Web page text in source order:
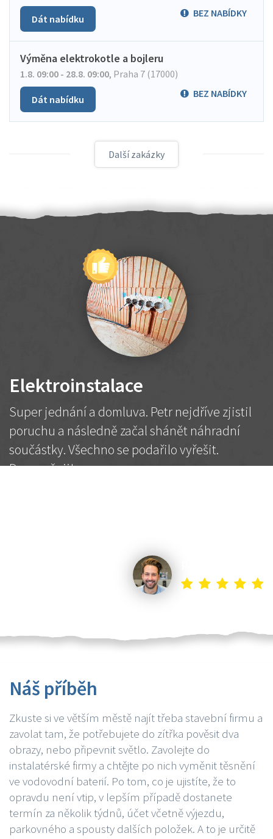
BEZ NABÍDKY
Dát nabídku
Výměna elektrokotle a bojleru
1.8. 09:00 - 28.8. 09:00, Praha 7 (17000)
BEZ NABÍDKY
Dát nabídku
Další zakázky
Elektroinstalace
Super jednání a domluva. Petr nejdříve zjistil
poruchu a následně začal shánět náhradní
součástky. Všechno se podařilo vyřešit.
Doporučuji!
Náš příběh
Zkuste si ve větším městě najít třeba stavební firmu a
zavolat tam, že potřebujete do zítřka pověsit dva
obrazy, nebo připevnit světlo. Zavolejte do
instalatérské firmy a chtějte po nich vyměnit těsnění
ve vodovodní baterií. Po tom, co je ujistíte, že to
opravdu není vtip, v lepším případě dostanete
termín za několik týdnů, účet včetně výjezdu,
parkovného a spousty dalších položek. A to je určitě